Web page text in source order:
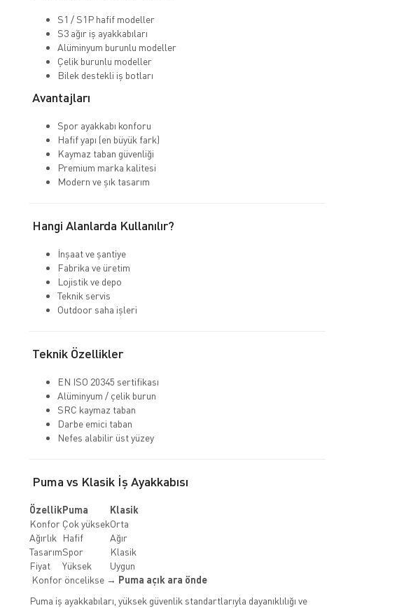
S1 / S1P hafif modeller
S3 ağır iş ayakkabıları
Alüminyum burunlu modeller
Çelik burunlu modeller
Bilek destekli iş botları
Avantajları
Spor ayakkabı konforu
Hafif yapı (en büyük fark)
Kaymaz taban güvenliği
Premium marka kalitesi
Modern ve şık tasarım
Hangi Alanlarda Kullanılır?
İnşaat ve şantiye
Fabrika ve üretim
Lojistik ve depo
Teknik servis
Outdoor saha işleri
Teknik Özellikler
EN ISO 20345 sertifikası
Alüminyum / çelik burun
SRC kaymaz taban
Darbe emici taban
Nefes alabilir üst yüzey
Puma vs Klasik İş Ayakkabısı
ÖzellikPuma
Klasik
Konfor Çok yüksekOrta
Ağırlık
Hafif
Ağır
TasarımSpor
Klasik
Fiyat
Yüksek
Uygun
Konfor öncelikse → Puma açık ara önde
Puma iş ayakkabıları, yüksek güvenlik standartlarıyla dayanıklılığı ve